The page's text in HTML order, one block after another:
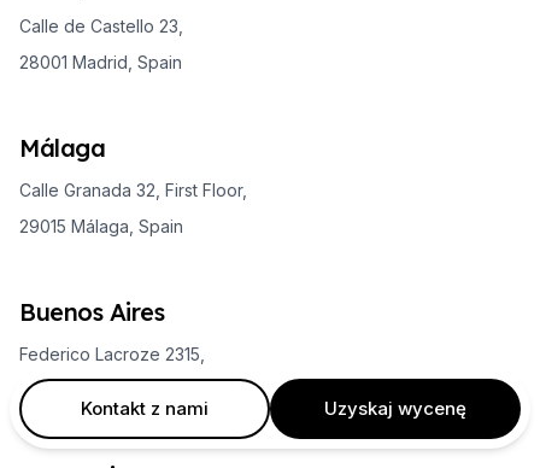
Calle de Castello 23,
28001 Madrid, Spain
Málaga
Calle Granada 32, First Floor,
29015 Málaga, Spain
Buenos Aires
Federico Lacroze 2315,
C1426CPI Buenos Aires, Argentina
Kontakt z nami Uzyskaj wycenę